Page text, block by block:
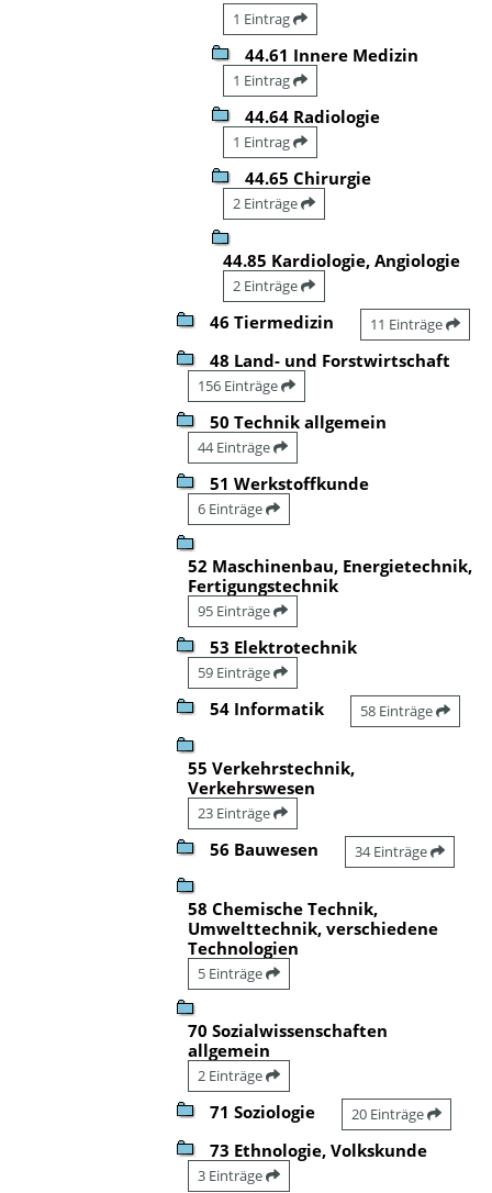
1 Eintrag
44.61 Innere Medizin
1 Eintrag
44.64 Radiologie
1 Eintrag
44.65 Chirurgie
2 Einträge
44.85 Kardiologie, Angiologie
2 Einträge
46 Tiermedizin 11 Einträge
48 Land- und Forstwirtschaft
156 Einträge
50 Technik allgemein
44 Einträge
51 Werkstoffkunde
6 Einträge
52 Maschinenbau, Energietechnik,
Fertigungstechnik
95 Einträge
53 Elektrotechnik
59 Einträge
54 Informatik 58 Einträge
55 Verkehrstechnik,
Verkehrswesen
23 Einträge
56 Bauwesen 34 Einträge
58 Chemische Technik,
Umwelttechnik, verschiedene
Technologien
5 Einträge
70 Sozialwissenschaften
allgemein
2 Einträge
71 Soziologie 20 Einträge
73 Ethnologie, Volkskunde
3 Einträge